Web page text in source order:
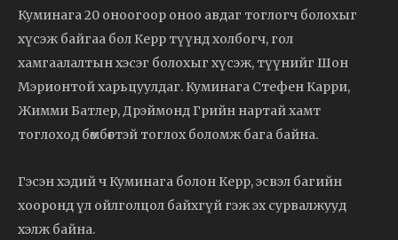
Куминага 20 оноогоор оноо авдаг тоглогч болохыг
хүсэж байгаа бол Керр түүнд холбогч, гол
хамгаалалтын хэсэг болохыг хүсэж, түүнийг Шон
Мэрионтой харьцуулдаг. Куминага Стефен Карри,
Жимми Батлер, Дрэймонд Грийн нартай хамт
тоглоход бөмбөгтэй тоглох боломж бага байна.
Гэсэн хэдий ч Куминага болон Керр, эсвэл багийн
хооронд үл ойлголцол байхгүй гэж эх сурвалжууд
хэлж байна.